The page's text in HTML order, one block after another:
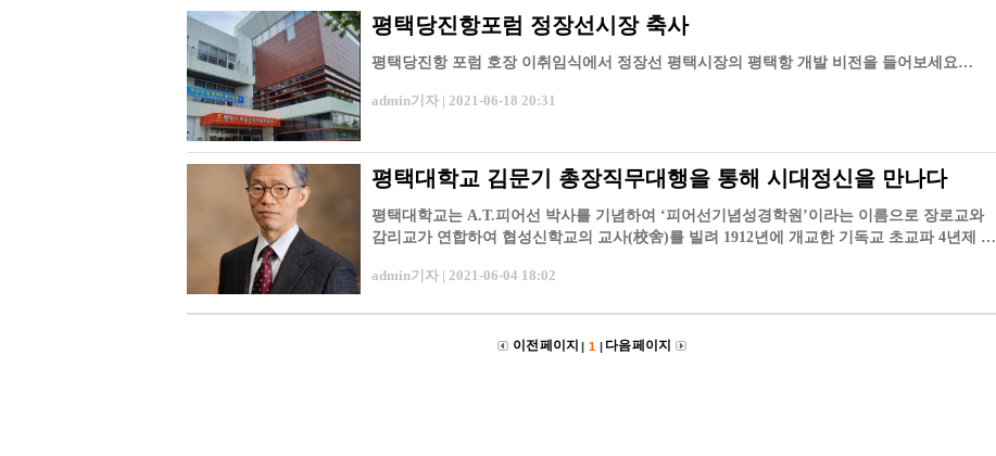
평택당진항포럼 정장선시장 축사
평택당진항 포럼 호장 이취임식에서 정장선 평택시장의 평택항 개발 비전을 들어보세요…
admin기자 | 2021-06-18 20:31
평택대학교 김문기 총장직무대행을 통해 시대정신을 만나다
평택대학교는 A.T.피어선 박사를 기념하여 ‘피어선기념성경학원’이라는 이름으로 장로교와
감리교가 연합하여 협성신학교의 교사(校舍)를 빌려 1912년에 개교한 기독교 초교파 4년제 대
admin기자 | 2021-06-04 18:02
이전 페이지 | 1 | 다음 페이지